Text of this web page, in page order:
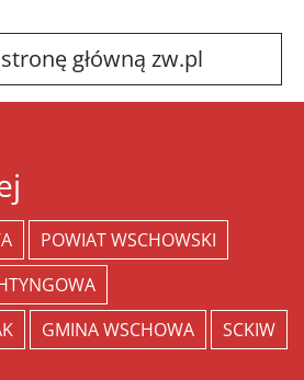
główną zw.pl
POWIAT WSCHOWSKI
GMINA WSCHOWA
SCKIW